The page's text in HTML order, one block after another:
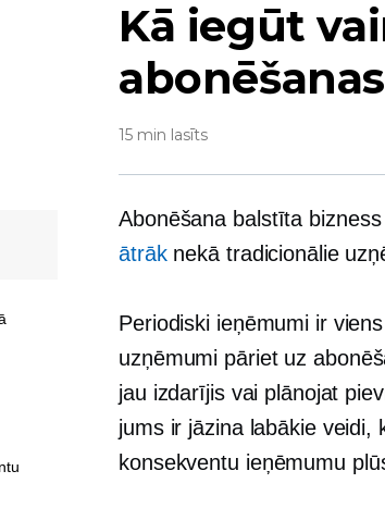
Kā iegūt
15 min lasīts
Abonēšana balstīta
ātrāknekā tradicionālie
Periodiski ieņēmumi ir
uzņēmumi pāriet uz
jau izdarījis vai plānojat
jums ir jāzina labākie veidi,
konsekventu ieņēmumu